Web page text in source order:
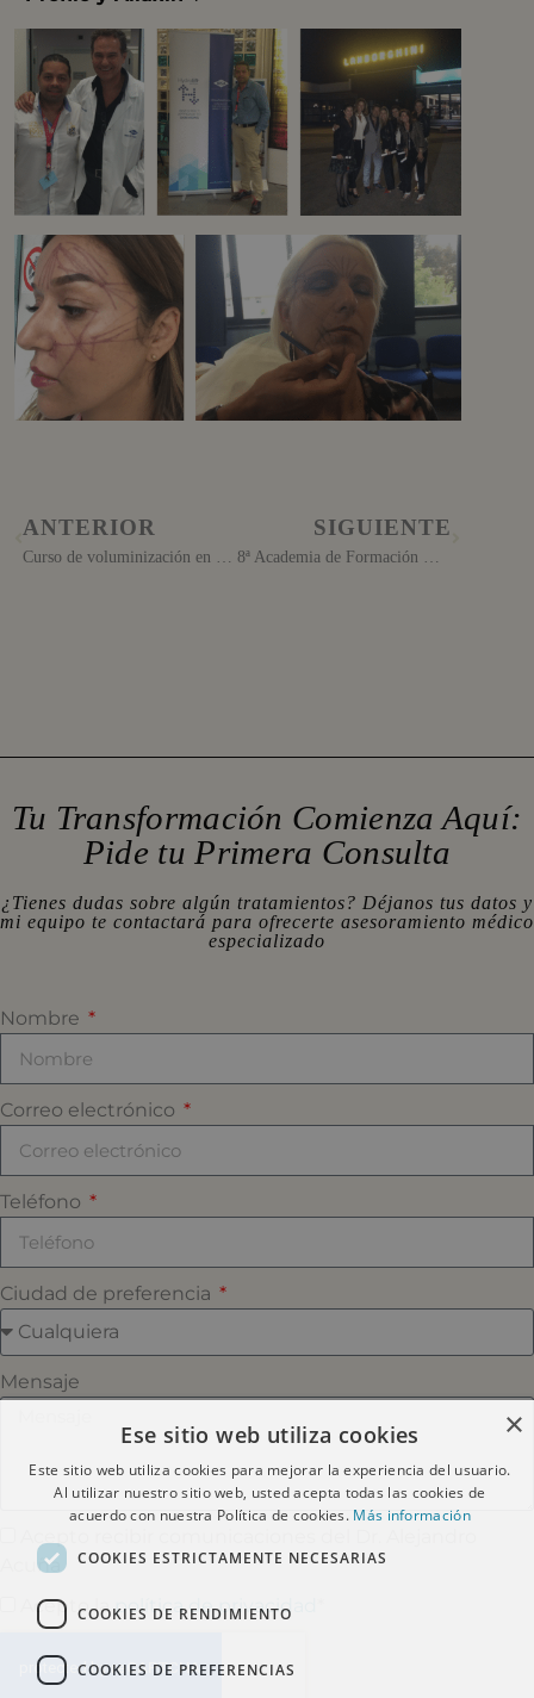
ANTERIOR SIGUIENTE
Tu Transformación Comienza Aquí:
Pide tu Primera Consulta
¿Tienes dudas sobre algún tratamientos? Déjanos tus datos y
mi equipo te contactará para ofrecerte asesoramiento médico
especializado
Nombre
Correo electrónico
Teléfono
Ciudad de preferencia
Mensaje
Acuña
Acepto lapolítica de privacidad
×
Ese sitio web utiliza cookies
Este sitio web utiliza cookies para mejorar la experiencia del usuario.
Al utilizar nuestro sitio web, usted acepta todas las cookies de
acuerdo con nuestra Política de cookies. Más información
COOKIES ESTRICTAMENTE NECESARIAS
COOKIES DE RENDIMIENTO
COOKIES DE PREFERENCIAS